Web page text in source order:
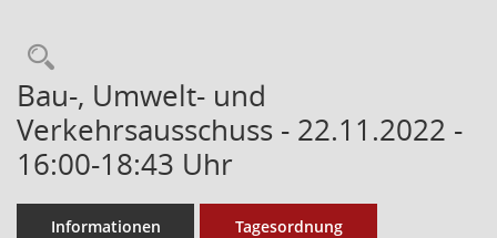
Bau-, Umwelt- und
Verkehrsausschuss - 22.11.2022 -
16:00-18:43 Uhr
Informationen Tagesordnung